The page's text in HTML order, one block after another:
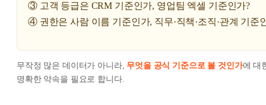
③ 고객 등급은 CRM 기준인가, 영업팀 엑셀 기준인가?
④ 권한은 사람 이름 기준인가, 직무·직책·조직·관계 기준
무작정 많은 데이터가 아니라, 무엇을 공식 기준으로 볼 것인가에 대
명확한 약속을 필요로 합니다.